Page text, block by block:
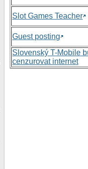
Slot Games Teacher
Guest posting
Slovenský T-Mobile
cenzurovat internet